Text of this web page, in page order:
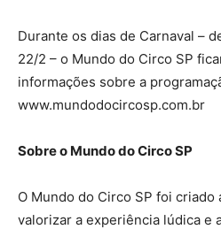
Durante os dias de Carnaval –
22/2 – o Mundo do Circo SP
informações sobre a
www.mundodocircosp.com.br
Sobre o Mundo do Circo SP
O Mundo do Circo SP foi
valorizar a experiência lúdica e